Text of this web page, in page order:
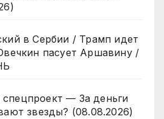
в Сербии / Трамп идет
пасует Аршавину /
— За деньги
звезды? (08.08.2026)